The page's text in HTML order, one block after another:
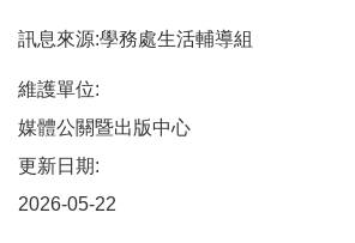
訊息來源:學務處生活輔導組
維護單位:
媒體公關暨出版中心
更新日期:
2026-05-22